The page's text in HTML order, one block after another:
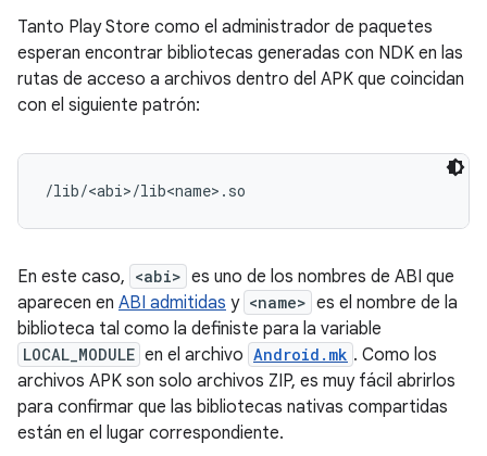
Tanto Play Store como el administrador de paquetes
esperan encontrar bibliotecas generadas con NDK en las
rutas de acceso a archivos dentro del APK que coincidan
con el siguiente patrón:
En este caso, <abi> es uno de los nombres de ABI que
aparecen en ABI admitidas y <name> es el nombre de la
biblioteca tal como la definiste para la variable
LOCAL_MODULE en el archivo Android.mk . Como los
archivos APK son solo archivos ZIP, es muy fácil abrirlos
para confirmar que las bibliotecas nativas compartidas
están en el lugar correspondiente.